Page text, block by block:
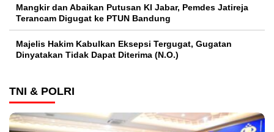
Mangkir dan Abaikan Putusan KI Jabar, Pemdes Jatireja
Terancam Digugat ke PTUN Bandung
Majelis Hakim Kabulkan Eksepsi Tergugat, Gugatan
Dinyatakan Tidak Dapat Diterima (N.O.)
TNI & POLRI